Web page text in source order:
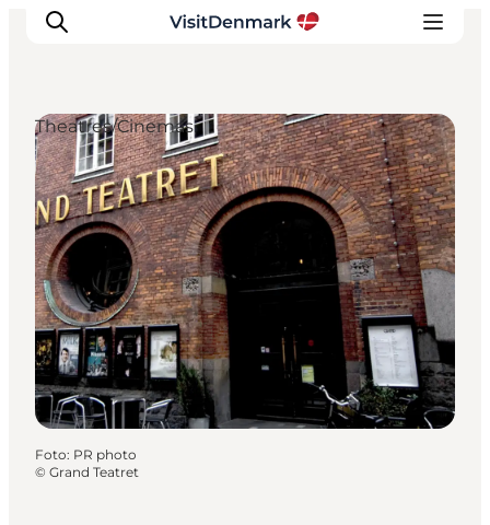
Inspiratie
Bestemmingen
Wat te doen
Accommodaties
Plan je reis
Theatres/Cinemas
Foto: PR photo
© Grand Teatret